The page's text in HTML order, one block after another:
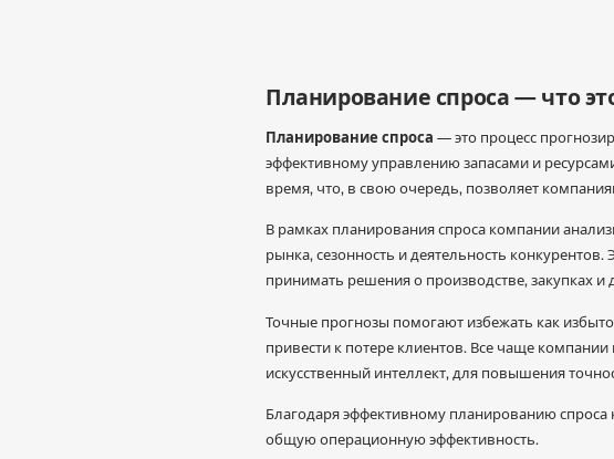
Планирование спроса — что
Планирование спроса — это процесс
эффективному управлению запасами и
время, что, в свою очередь, позволяет
В рамках планирования спроса компании
рынка, сезонность и деятельность
принимать решения о производстве, закупках и
Точные прогнозы помогают избежать как
привести к потере клиентов. Все чаще
искусственный интеллект, для повышения
Благодаря эффективному планированию
общую операционную эффективность.